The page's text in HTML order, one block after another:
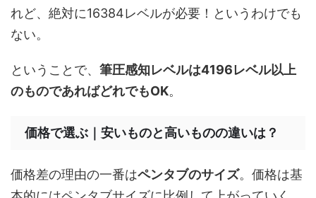
れど、絶対に16384レベルが必要！というわけでも
ない。
ということで、 筆圧感知レベルは4196レベル以上
のものであればどれでもOK。
価格で選ぶ｜安いものと高いものの違いは？
価格差の理由の一番はペンタブのサイズ。価格は基